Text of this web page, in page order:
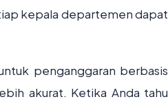
kepala departemen dapat
penganggaran berbasis
akurat. Ketika Anda tahu